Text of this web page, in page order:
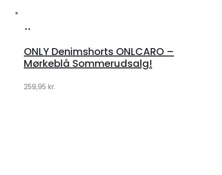
Klædeskabet.dk
ONLY Denimshorts ONLCARO –
Mørkeblå Sommerudsalg!
259,95 kr.